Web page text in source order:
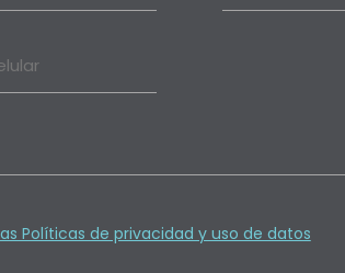
Políticas de privacidad y uso de datos